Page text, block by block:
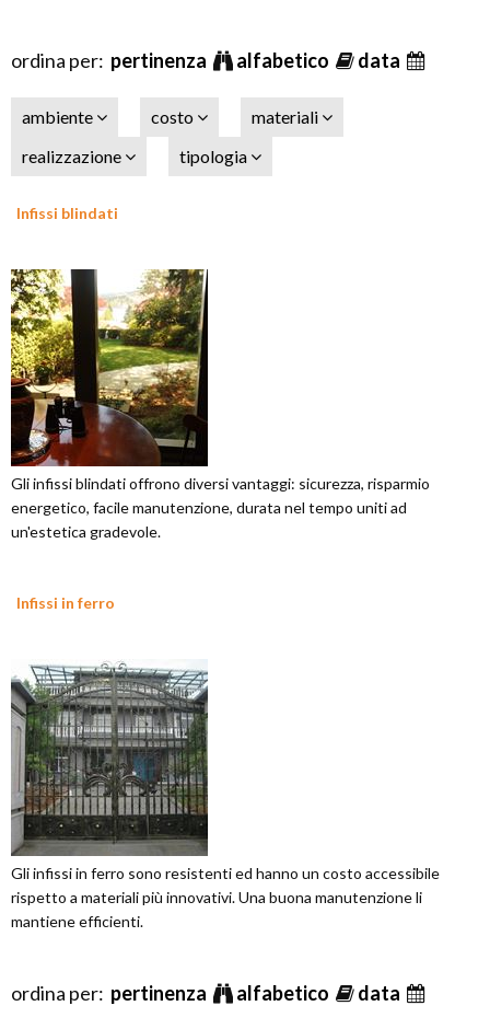
ordina per: pertinenza alfabetico data
ambiente costo
materiali
realizzazione
tipologia
Infissi blindati
Gli infissi blindati offrono diversi vantaggi: sicurezza, risparmio
energetico, facile manutenzione, durata nel tempo uniti ad
un'estetica gradevole.
Infissi in ferro
Gli infissi in ferro sono resistenti ed hanno un costo accessibile
rispetto a materiali più innovativi. Una buona manutenzione li
mantiene efficienti.
ordina per: pertinenza alfabetico data